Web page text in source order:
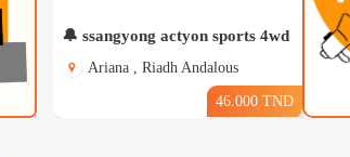
🔔 ssangyong actyon sports 4wd
Ariana , Riadh Andalous
46.000 TND